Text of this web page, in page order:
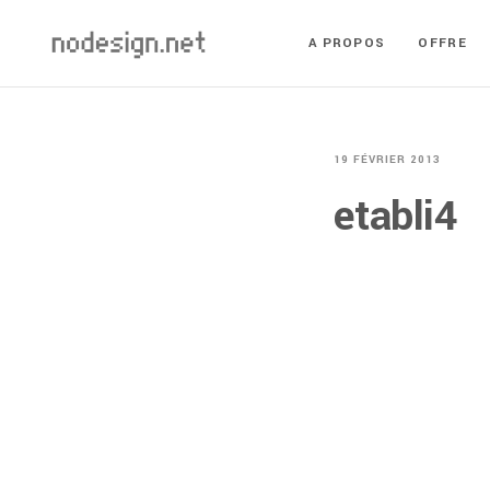
A PROPOS OFFRE
19 FÉVRIER 2013
etabli4